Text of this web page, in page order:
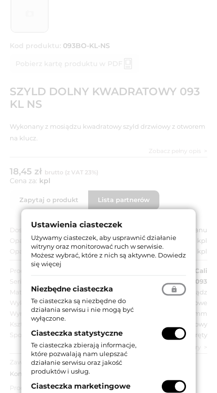
Kod produktu: 093BO-KL-NS
Pobierz kartę produktu w PDF
SZYLD DOLNY KWADRATOWY 093
KL NS
Wykonany z mosiądzu kwadratowy szyld drzwiowy z otworem
na klucz.
Zobacz pełny opis
18,45 zł brutto (z VAT 23%)
Cena za: kpl
Zapytaj o produkt Lista partnerów
Dostępność:
Do wyczerpania stanu
Opakowanie jednostkowe:
1 kpl
Opakowanie zbiorcze:
1 kpl
Producent:
Linea Cali
Seria:
LC 093
Materiał:
Mosiądz
Wykończenie:
NS - niklowane matowe
Wymiar szyldu:
50x50 mm
Kształt szyldu:
Kwadratowy
Sposób montażu:
Na śruby, Na wkręty
zobacz wszystkie parametry
Zawartość opakowania:
Komplet szyldów, akcesoria montażowe.
Produkt wyprzedażowy.
Ustawienia ciasteczek
Używamy ciasteczek, aby usprawnić działanie
witryny oraz monitorować ruch w serwisie.
Możesz wybrać, które z nich są aktywne. Dowiedz
się więcej
Niezbędne ciasteczka
Te ciasteczka są niezbędne do
działania serwisu i nie mogą być
wyłączone.
Ciasteczka statystyczne
Te ciasteczka zbierają informacje,
które pozwalają nam ulepszać
działanie serwisu oraz jakość
produktów i usług.
Ciasteczka marketingowe